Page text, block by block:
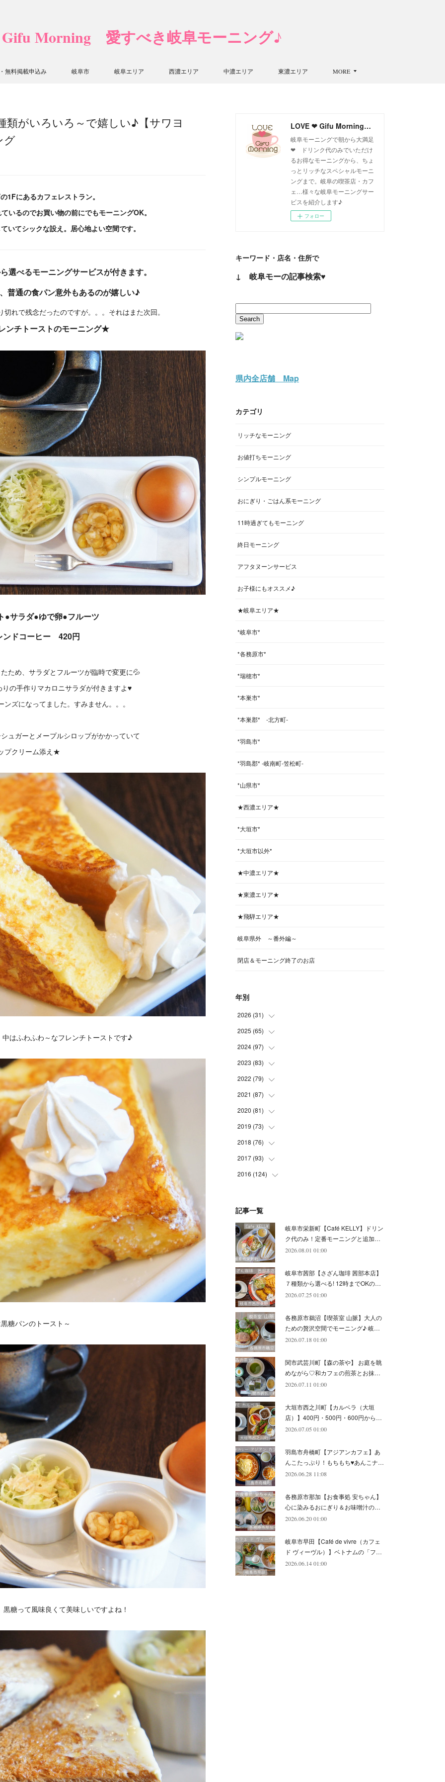
Morning 愛すべき岐阜モーニング♪
無料掲載申込み 岐阜市 岐阜エリア 西濃エリア 中濃エリア 東濃エリア MORE
がいろいろ～で嬉しい♪【サワヨ
グ
1Fにあるカフェレストラン。
いるのでお買い物の前にでもモーニングOK。
いてシックな設え。居心地よい空間です。
選べるモーニングサービスが付きます。
普通の食パン意外もあるのが嬉しい♪
れで残念だったのですが。。。それはまた次回。
ンチトーストのモーニング★
●サラダ●ゆで卵●フルーツ
ドコーヒー 420円
ため、サラダとフルーツが臨時で変更に💦
の手作りマカロニサラダが付きますよ♥
ズになってました。すみません。。。
ュガーとメープルシロップがかかっていて
プクリーム添え★
はふわふわ～なフレンチトーストです♪
糖パンのトースト～
糖って風味良くて美味しいですよね！
LOVE ❤ Gifu Morning 愛すべき岐阜モーニング♪
岐阜モーニングで朝から大満足
❤ ドリンク代のみでいただけ
るお得なモーニングから、ちょ
っとリッチなスペシャルモーニ
ングまで。岐阜の喫茶店・カフ
ェ…様々な岐阜モーニングサー
ビスを紹介します♪
フォロー
キーワード・店名・住所で
↓ 岐阜モーの記事検索♥
県内全店舗 Map
カテゴリ
リッチなモーニング
お値打ちモーニング
シンプルモーニング
おにぎり・ごはん系モーニング
11時過ぎてもモーニング
終日モーニング
アフタヌーンサービス
お子様にもオススメ♪
★岐阜エリア★
*岐阜市*
*各務原市*
*瑞穂市*
*本巣市*
*本巣郡* -北方町-
*羽島市*
*羽島郡* -岐南町-笠松町-
*山県市*
★西濃エリア★
*大垣市*
*大垣市以外*
★中濃エリア★
★東濃エリア★
★飛騨エリア★
岐阜県外 ～番外編～
閉店＆モーニング終了のお店
年別
2026 (31)
(4
(4
(5
(4
(5
(4
(5
2025 (65)
(5
(6
(6
(6
(5
(4
(5
(7
(7
2024 (97)
(5
(7
(7
(8
(9
(8
(11
(8)
(6
(10)
2023 (83)
(6
(7
(7
(9
(8
(7
(7)
(5
(6)
(8)
2022 (79)
(4
(8
(10
)
(7
(8
(9)
(4)
(6)
2021 (87)
(12
)
(9
(11
)
(1
(6)
( 7)
(9)
(2)
2020 (81)
(10
)
(11
)
(8
(7)
(5)
(1)
(8)
(4)
(7)
2019 (73)
(4
(6
(4)
(5)
(4)
(4)
(10)
(10)
(6)
2018 (76)
(9
(3)
(8)
(7)
(6)
(5)
(6)
(8)
(8)
2017 (93)
(7)
(8)
(8)
(8)
(9)
(9)
(9)
(7)
(11)
2016 (124)
(10)
(12)
(16)
(9)
(13)
(8)
(6)
(12)
(6)
記事一覧
岐阜市栄新町【Café KELLY】ドリン
ク代のみ！定番モーニングと追加…
2026.08.01 01:00
岐阜市茜部【さざん珈琲 茜部本店】
７種類から選べる! 12時までOKの…
2026.07.25 01:00
各務原市鵜沼【喫茶室 山脈】大人の
ための贅沢空間でモーニング♪ 岐…
2026.07.18 01:00
関市武芸川町【森の茶や】 お庭を眺
めながら♡和カフェの煎茶とお抹…
2026.07.11 01:00
大垣市西之川町【カルベラ（大垣
店）】400円・500円・600円から…
2026.07.05 01:00
羽島市舟橋町【アジアンカフェ】あ
んこたっぷり！もちもち♥あんこナ…
2026.06.28 11:08
各務原市那加【お食事処 安ちゃん】
心に染みるおにぎり＆お味噌汁の…
2026.06.20 01:00
岐阜市早田【Café de vivre（カフェ
ド ヴィーヴル）】ベトナムの「フ…
2026.06.14 01:00